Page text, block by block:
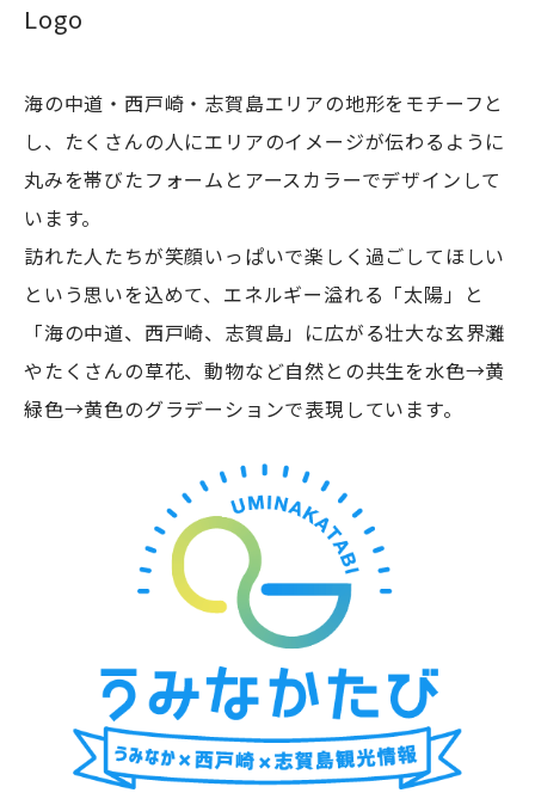
海の中道青少年海の家
潮見公園
金印ドック
中西食堂
海中街道大岳
Logo
海の中道・西戸崎・志賀島エリアの地形をモチーフと
し、たくさんの人にエリアのイメージが伝わるように
丸みを帯びたフォームとアースカラーでデザインして
います。
訪れた人たちが笑顔いっぱいで楽しく過ごしてほしい
という思いを込めて、エネルギー溢れる「太陽」と
「海の中道、西戸崎、志賀島」に広がる壮大な玄界灘
やたくさんの草花、動物など自然との共生を水色→黄
緑色→黄色のグラデーションで表現しています。